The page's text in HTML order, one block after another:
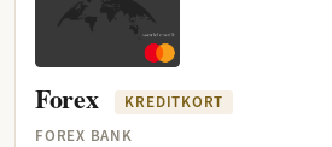
Forex
KREDITKORT
FOREX BANK